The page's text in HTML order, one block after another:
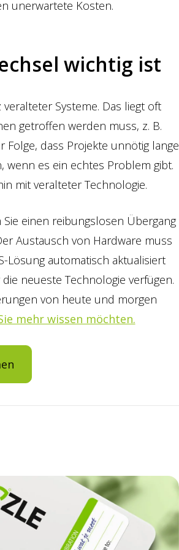
unerwartete Kosten.
wichtig ist
Systeme. Das liegt oft
getroffen werden muss, z. B.
Folge, dass Projekte unnötig lange
es ein echtes Problem gibt.
mit veralteter Technologie.
einen reibungslosen Übergang
Austausch von Hardware muss
Lösung automatisch aktualisiert
neueste Technologie verfügen.
von heute und morgen
mehr wissen möchten.